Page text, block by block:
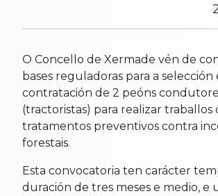
O Concello de Xermade vén de
bases reguladoras para a
contratación de 2 peóns
(tractoristas) para realizar traballos
tratamentos preventivos contra
forestais.
Esta convocatoria ten carácter
duración de tres meses e medio, e